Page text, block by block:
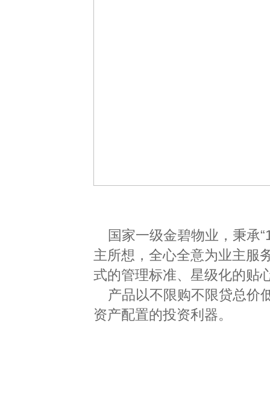
国家一级金碧物业，秉承
主所想，全心全意为业主服
式的管理标准、星级化的贴
产品以不限购不限贷总价
资产配置的投资利器。